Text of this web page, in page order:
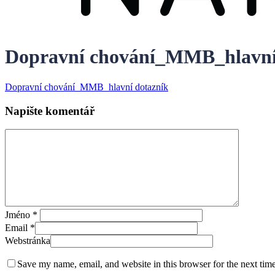
Dopravní
Dopravní chování_MMB_hlavní dotazník
Napište komentář
Jméno *
Email *
Webstránka
Save my name, email, and website in this browser for the next